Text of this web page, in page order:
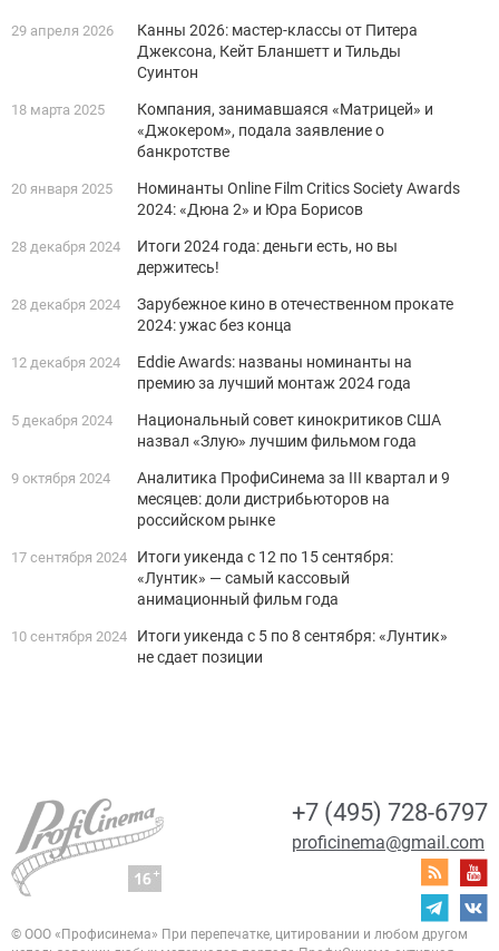
29 апреля 2026
Канны 2026: мастер-классы от Питера
Джексона, Кейт Бланшетт и Тильды
Суинтон
18 марта 2025
Компания, занимавшаяся «Матрицей» и
«Джокером», подала заявление о
банкротстве
20 января 2025
Номинанты Online Film Critics Society Awards
2024: «Дюна 2» и Юра Борисов
28 декабря 2024
Итоги 2024 года: деньги есть, но вы
держитесь!
28 декабря 2024
Зарубежное кино в отечественном прокате
2024: ужас без конца
12 декабря 2024
Eddie Awards: названы номинанты на
премию за лучший монтаж 2024 года
5 декабря 2024
Национальный совет кинокритиков США
назвал «Злую» лучшим фильмом года
9 октября 2024
Аналитика ПрофиСинема за III квартал и 9
месяцев: доли дистрибьюторов на
российском рынке
17 сентября 2024
Итоги уикенда с 12 по 15 сентября:
«Лунтик» — самый кассовый
анимационный фильм года
10 сентября 2024
Итоги уикенда с 5 по 8 сентября: «Лунтик»
не сдает позиции
+7 (495) 728-6797
proficinema@gmail.com
© ООО «Профисинема» При перепечатке, цитировании и любом другом